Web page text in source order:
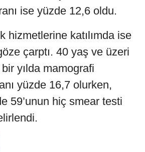
ise yüzde 12,6 oldu.
hizmetlerine katılımda ise
çarptı. 40 yaş ve üzeri
yılda mamografi
yüzde 16,7 olurken,
59’unun hiç smear testi